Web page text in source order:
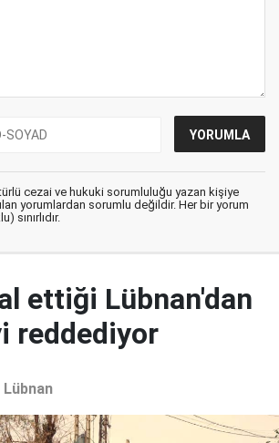
türlü cezai ve hukuki sorumluluğu yazan kişiye
yorumlardan sorumlu değildir. Her bir yorum
sınırlıdır.
ettiği Lübnan'dan
reddediyor
Lübnan